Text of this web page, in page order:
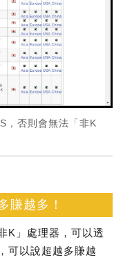
，否則會無法「非K
賺越多！
K」處理器，可以透
可以說超越多賺越